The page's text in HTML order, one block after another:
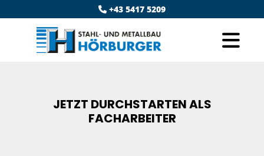
 +43 5417 5209
JETZT DURCHSTARTEN ALS
FACHARBEITER